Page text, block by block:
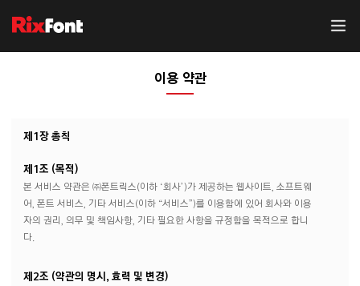
이용 약관
제1장 총칙
제1조 (목적)
본 서비스 약관은 ㈜폰트릭스(이하 ‘회사’)가 제공하는 웹사이트, 소프트웨
어, 폰트 서비스, 기타 서비스(이하 “서비스”)를 이용함에 있어 회사와 이용
자의 권리, 의무 및 책임사항, 기타 필요한 사항을 규정함을 목적으로 합니
다.
제2조 (약관의 명시, 효력 및 변경)